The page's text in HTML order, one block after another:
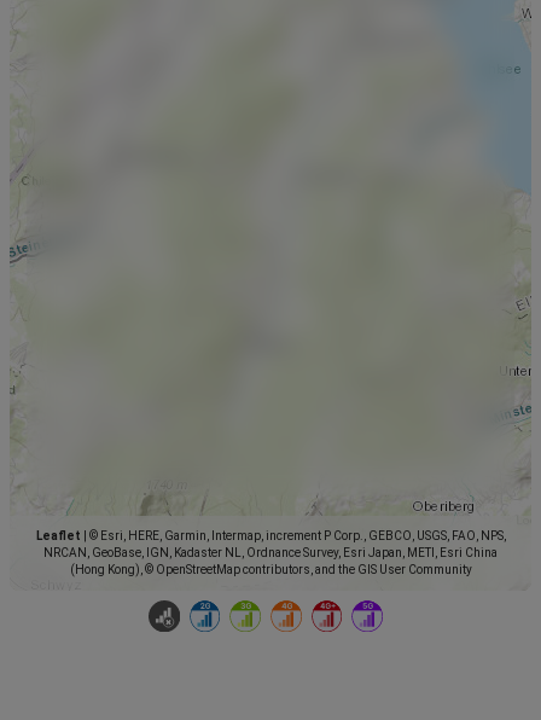
Leaflet
© Esri, HERE, Garmin, Intermap, increment P Corp., GEBCO, USGS, FAO, NPS,
NRCAN, GeoBase, IGN, Kadaster NL, Ordnance Survey, Esri Japan, METI, Esri China
(Hong Kong), © OpenStreetMap contributors, and the GIS User Community